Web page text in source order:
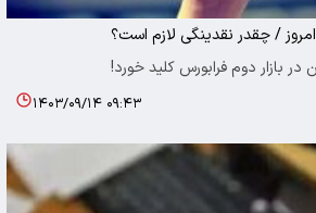
/ چقدر نقدینگی لازم است؟
۱۴۰۳/۰۹/۱۴ ۰۹:۴۳